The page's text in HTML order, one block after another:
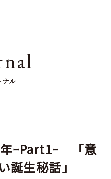
ナル
年ｰPart1ｰ 「意
誕生秘話」